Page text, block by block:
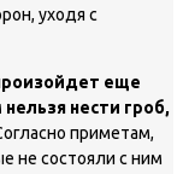
уходя с
еще
нести гроб,
приметам,
не состояли с ним